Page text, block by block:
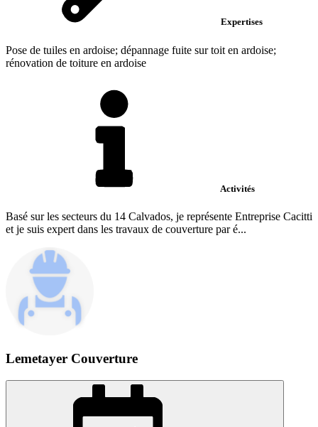
Expertises
Pose de tuiles en ardoise; dépannage fuite sur toit en ardoise;
rénovation de toiture en ardoise
Activités
Basé sur les secteurs du 14 Calvados, je représente Entreprise Cacitti
et je suis expert dans les travaux de couverture par é...
Lemetayer Couverture